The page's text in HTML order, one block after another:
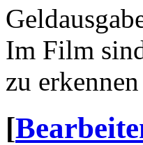
Im Film
zu
[